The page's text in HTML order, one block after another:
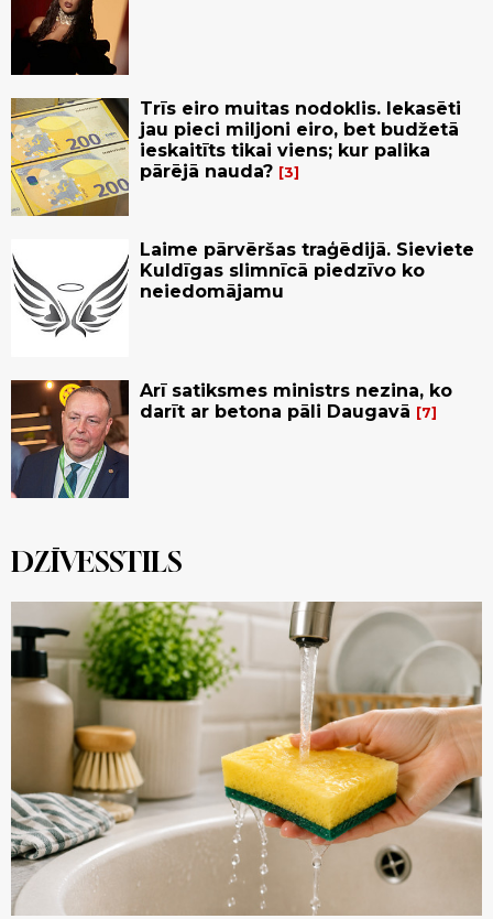
Trīs eiro muitas nodoklis. Iekasēti
jau pieci miljoni eiro, bet budžetā
ieskaitīts tikai viens; kur palika
pārējā nauda?
3
Laime pārvēršas traģēdijā. Sieviete
Kuldīgas slimnīcā piedzīvo ko
neiedomājamu
Arī satiksmes ministrs nezina, ko
darīt ar betona pāli Daugavā
7
DZĪVESSTILS